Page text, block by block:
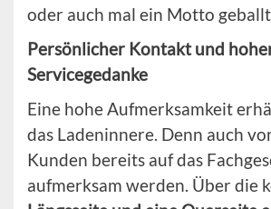
oder auch mal ein Motto
Persönlicher Kontakt und
Servicegedanke
Eine hohe Aufmerksamkeit
das Ladeninnere. Denn auch
Kunden bereits auf das
aufmerksam werden. Über die